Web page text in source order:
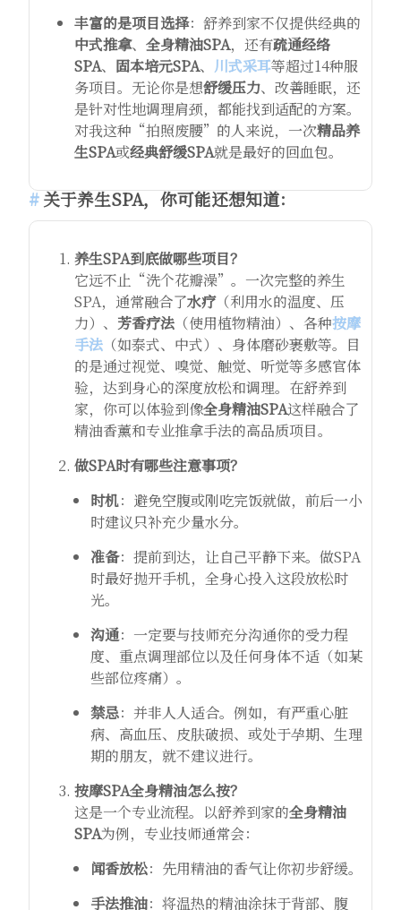
丰富的是项目选择：舒养到家不仅提供经典的
中式推拿、 全身精油SPA，还有疏通经络
SPA、 固本培元SPA、 川式采耳等超过14种服
务项目。无论你是想舒缓压力、改善睡眠，还
是针对性地调理肩颈，都能找到适配的方案。
对我这种“拍照废腰”的人来说，一次精品养
生SPA或经典舒缓SPA就是最好的回血包。
关于养生SPA，你可能还想知道：
养生SPA到底做哪些项目？
它远不止“洗个花瓣澡”。一次完整的养生
SPA，通常融合了水疗（利用水的温度、压
力）、 芳香疗法（使用植物精油）、各种按摩
手法（如泰式、中式）、身体磨砂裹敷等。目
的是通过视觉、嗅觉、触觉、听觉等多感官体
验，达到身心的深度放松和调理。在舒养到
家，你可以体验到像全身精油SPA这样融合了
精油香薰和专业推拿手法的高品质项目。
做SPA时有哪些注意事项？
时机：避免空腹或刚吃完饭就做，前后一小
时建议只补充少量水分。
准备：提前到达，让自己平静下来。做SPA
时最好抛开手机，全身心投入这段放松时
光。
沟通：一定要与技师充分沟通你的受力程
度、重点调理部位以及任何身体不适（如某
些部位疼痛）。
禁忌：并非人人适合。例如，有严重心脏
病、高血压、皮肤破损、或处于孕期、生理
期的朋友，就不建议进行。
按摩SPA全身精油怎么按？
这是一个专业流程。以舒养到家的全身精油
SPA为例，专业技师通常会：
闻香放松：先用精油的香气让你初步舒缓。
手法推油：将温热的精油涂抹于背部、腹